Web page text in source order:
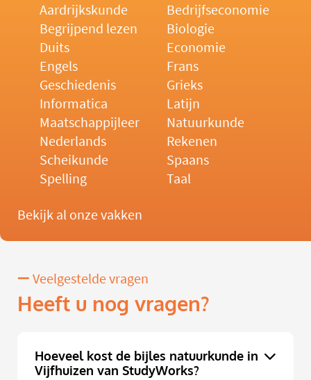
Aardrijkskunde
Bedrijfseconomie
Begrijpend lezen
Biologie
Duits
Economie
Engels
Frans
Geschiedenis
Grieks
Informatica
Latijn
Maatschappijleer
Natuurkunde
Nederlands
Rekenen
Scheikunde
Spaans
Spelling
Taal
Bekijk al onze vakken
Veelgestelde vragen
Heeft u nog vragen?
Hoeveel kost de bijles natuurkunde in
Vijfhuizen van StudyWorks?